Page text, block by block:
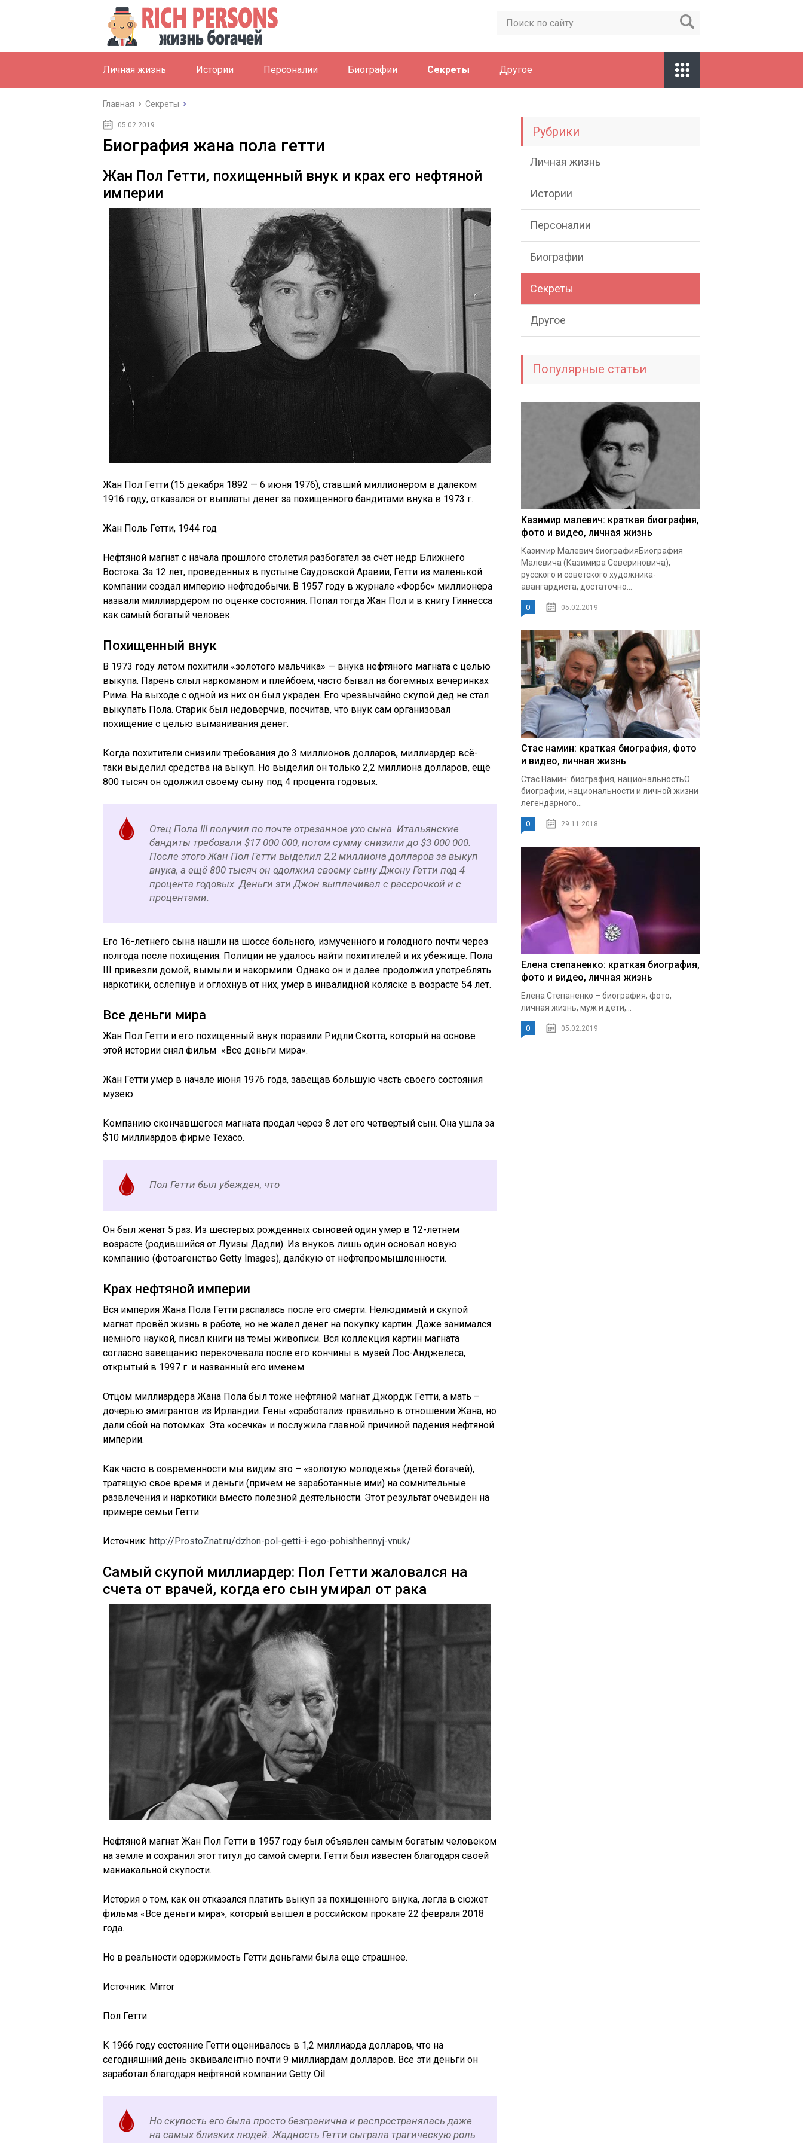
Личная жизнь Истории Персоналии Биографии Секреты Другое
Главная Секреты
05.02.2019
Биография жана пола гетти
Жан Пол Гетти, похищенный внук и крах его нефтяной
империи
Жан Пол Гетти (15 декабря 1892 — 6 июня 1976), ставший миллионером в далеком
1916 году, отказался от выплаты денег за похищенного бандитами внука в 1973 г.
Жан Поль Гетти, 1944 год
Нефтяной магнат с начала прошлого столетия разбогател за счёт недр Ближнего
Востока. За 12 лет, проведенных в пустыне Саудовской Аравии, Гетти из маленькой
компании создал империю нефтедобычи. В 1957 году в журнале «Форбс» миллионера
назвали миллиардером по оценке состояния. Попал тогда Жан Пол и в книгу Гиннесса
как самый богатый человек.
Похищенный внук
В 1973 году летом похитили «золотого мальчика» — внука нефтяного магната с целью
выкупа. Парень слыл наркоманом и плейбоем, часто бывал на богемных вечеринках
Рима. На выходе с одной из них он был украден. Его чрезвычайно скупой дед не стал
выкупать Пола. Старик был недоверчив, посчитав, что внук сам организовал
похищение с целью выманивания денег.
Когда похитители снизили требования до 3 миллионов долларов, миллиардер всё-
таки выделил средства на выкуп. Но выделил он только 2,2 миллиона долларов, ещё
800 тысяч он одолжил своему сыну под 4 процента годовых.
Отец Пола III получил по почте отрезанное ухо сына. Итальянские
бандиты требовали $17 000 000, потом сумму снизили до $3 000 000.
После этого Жан Пол Гетти выделил 2,2 миллиона долларов за выкуп
внука, а ещё 800 тысяч он одолжил своему сыну Джону Гетти под 4
процента годовых. Деньги эти Джон выплачивал с рассрочкой и с
процентами.
Его 16-летнего сына нашли на шоссе больного, измученного и голодного почти через
полгода после похищения. Полиции не удалось найти похитителей и их убежище. Пола
III привезли домой, вымыли и накормили. Однако он и далее продолжил употреблять
наркотики, ослепнув и оглохнув от них, умер в инвалидной коляске в возрасте 54 лет.
Все деньги мира
Жан Пол Гетти и его похищенный внук поразили Ридли Скотта, который на основе
этой истории снял фильм «Все деньги мира».
Жан Гетти умер в начале июня 1976 года, завещав большую часть своего состояния
музею.
Компанию скончавшегося магната продал через 8 лет его четвертый сын. Она ушла за
$10 миллиардов фирме Техасо.
Пол Гетти был убежден, что
Он был женат 5 раз. Из шестерых рожденных сыновей один умер в 12-летнем
возрасте (родившийся от Луизы Дадли). Из внуков лишь один основал новую
компанию (фотоагенство Getty Images), далёкую от нефтепромышленности.
Крах нефтяной империи
Вся империя Жана Пола Гетти распалась после его смерти. Нелюдимый и скупой
магнат провёл жизнь в работе, но не жалел денег на покупку картин. Даже занимался
немного наукой, писал книги на темы живописи. Вся коллекция картин магната
согласно завещанию перекочевала после его кончины в музей Лос-Анджелеса,
открытый в 1997 г. и названный его именем.
Отцом миллиардера Жана Пола был тоже нефтяной магнат Джордж Гетти, а мать –
дочерью эмигрантов из Ирландии. Гены «сработали» правильно в отношении Жана, но
дали сбой на потомках. Эта «осечка» и послужила главной причиной падения нефтяной
империи.
Как часто в современности мы видим это – «золотую молодежь» (детей богачей),
тратящую свое время и деньги (причем не заработанные ими) на сомнительные
развлечения и наркотики вместо полезной деятельности. Этот результат очевиден на
примере семьи Гетти.
Источник: http://ProstoZnat.ru/dzhon-pol-getti-i-ego-pohishhennyj-vnuk/
Самый скупой миллиардер: Пол Гетти жаловался на
счета от врачей, когда его сын умирал от рака
Нефтяной магнат Жан Пол Гетти в 1957 году был объявлен самым богатым человеком
на земле и сохранил этот титул до самой смерти. Гетти был известен благодаря своей
маниакальной скупости.
История о том, как он отказался платить выкуп за похищенного внука, легла в сюжет
фильма «Все деньги мира», который вышел в российском прокате 22 февраля 2018
года.
Но в реальности одержимость Гетти деньгами была еще страшнее.
Источник: Mirror
Пол Гетти
К 1966 году состояние Гетти оценивалось в 1,2 миллиарда долларов, что на
сегодняшний день эквивалентно почти 9 миллиардам долларов. Все эти деньги он
заработал благодаря нефтяной компании Getty Oil.
Но скупость его была просто безгранична и распространялась даже
на самых близких людей. Жадность Гетти сыграла трагическую роль
Рубрики
Личная жизнь
Истории
Персоналии
Биографии
Секреты
Другое
Популярные статьи
Казимир малевич: краткая биография,
фото и видео, личная жизнь
Казимир Малевич биографияБиография
Малевича (Казимира Севериновича),
русского и советского художника-
авангардиста, достаточно...
0 05.02.2019
Стас намин: краткая биография, фото
и видео, личная жизнь
Стас Намин: биография, национальностьО
биографии, национальности и личной жизни
легендарного...
0 29.11.2018
Елена степаненко: краткая биография,
фото и видео, личная жизнь
Елена Степаненко – биография, фото,
личная жизнь, муж и дети,...
0 05.02.2019